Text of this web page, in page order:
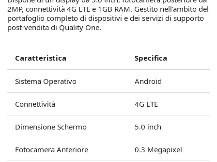
2MP, connettività 4G LTE e 1GB RAM. Gestito nell'ambito del
portafoglio completo di dispositivi e dei servizi di supporto
post-vendita di Quality One.
Caratteristica Specifica
Sistema Operativo Android
Connettività 4G LTE
Dimensione Schermo 5.0 inch
Fotocamera Anteriore 0.3 Megapixel